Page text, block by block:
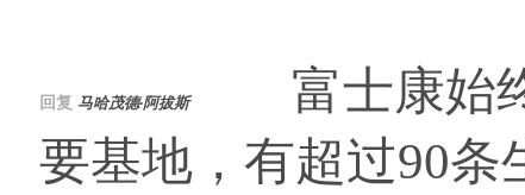
回复 马哈茂德·阿拔斯富士康始终
要基地，有超过90条